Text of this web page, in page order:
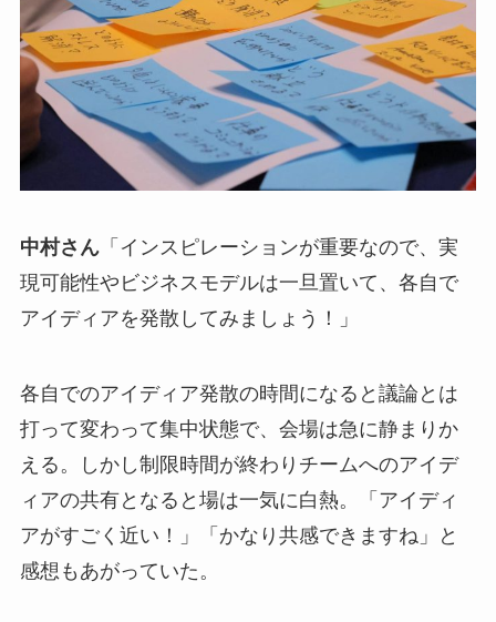
中村さん「インスピレーションが重要なので、実
現可能性やビジネスモデルは一旦置いて、各自で
アイディアを発散してみましょう！」
各自でのアイディア発散の時間になると議論とは
打って変わって集中状態で、会場は急に静まりか
える。
しかし制限時間が終わりチームへのアイデ
ィアの共有となると場は一気に白熱。
「アイディ
アがすごく近い！」「かなり共感できますね」と
感想もあがっていた。